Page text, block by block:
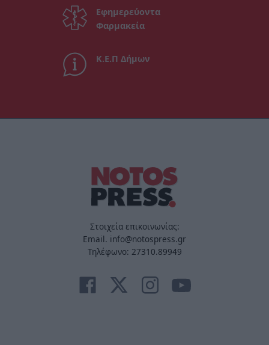
Εφημερεύοντα
Φαρμακεία
Κ.Ε.Π Δήμων
Στοιχεία επικοινωνίας:
Email. info@notospress.gr
Τηλέφωνο: 27310.89949